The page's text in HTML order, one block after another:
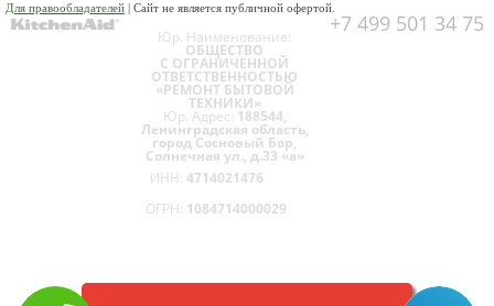
Для правообладателей | Сайт не является публичной офертой.
+7 499 501 34 75
Юр. Наименование:
ОБЩЕСТВО
С ОГРАНИЧЕННОЙ
ОТВЕТСТВЕННОСТЬЮ
«РЕМОНТ БЫТОВОЙ
ТЕХНИКИ»
Юр. Адрес: 188544,
Ленинградская область,
город Сосновый Бор,
Солнечная ул., д.33 «а»
ИНН: 4714021476
ОГРН: 1084714000029